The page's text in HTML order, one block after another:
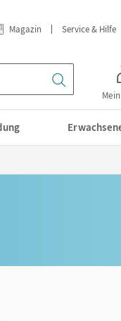
Magazin Service & Hilfe